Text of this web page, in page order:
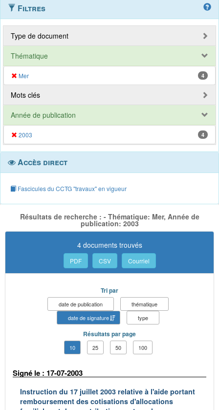
Filtres
Type de document
Thématique
Mer 4
Mots clés
Année de publication
2003 4
Accès direct
Fascicules du CCTG "travaux" en vigueur
Résultats de recherche : - Thématique: Mer, Année de
publication: 2003
4 documents trouvés
PDF CSV Courriel
Tri par
date de publication
thématique
date de signature
type
Résultats par page
10 25 50 100
Signé le : 17-07-2003
Instruction du 17 juillet 2003 relative à l'aide portant
remboursement des cotisations d'allocations